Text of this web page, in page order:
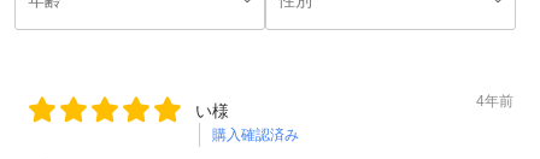
い様
購入確認済み
4年前